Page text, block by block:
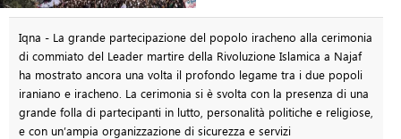
Iqna - La grande partecipazione del popolo iracheno alla cerimonia
di commiato del Leader martire della Rivoluzione Islamica a Najaf
ha mostrato ancora una volta il profondo legame tra i due popoli
iraniano e iracheno. La cerimonia si è svolta con la presenza di una
grande folla di partecipanti in lutto, personalità politiche e religiose,
e con un’ampia organizzazione di sicurezza e servizi